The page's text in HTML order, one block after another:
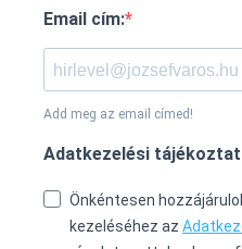
Email cím:
Add meg az email címed!
Adatkezelési
Önkéntesen
kezeléséhez az